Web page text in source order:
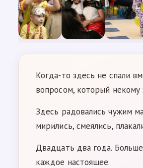
Когда-то здесь не спали
вопросом, который некому
Здесь радовались чужим
мирились, смеялись,
Двадцать два года.
каждое настоящее.